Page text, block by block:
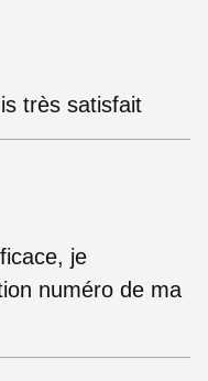
très satisfait
je
numéro de ma